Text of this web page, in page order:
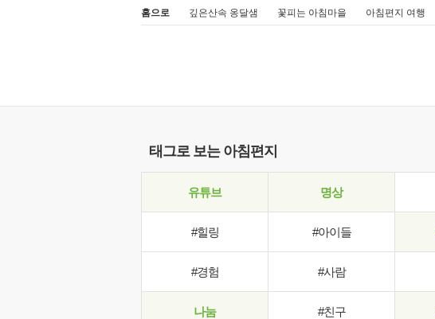
홈으로 깊은산속 옹달샘 꽃피는 아침마을 아침편지 여행
태그로 보는 아침편지
유튜브 명상
#힐링 #아이들
#경험 #사람
나눔 #친구